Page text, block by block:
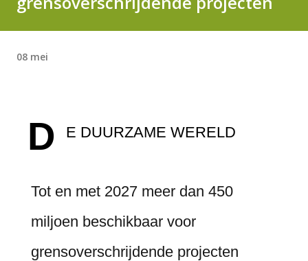
08 mei
D E DUURZAME WERELD
Tot en met 2027 meer dan 450
miljoen beschikbaar voor
grensoverschrijdende projecten